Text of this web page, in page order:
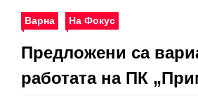
Варна На Фокус
Предложени са
работата на ПК